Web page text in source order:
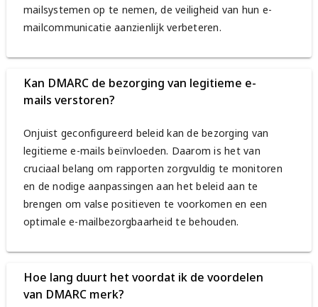
mailsystemen op te nemen, de veiligheid van hun e-
mailcommunicatie aanzienlijk verbeteren.
Kan DMARC de bezorging van legitieme e-
mails verstoren?
Onjuist geconfigureerd beleid kan de bezorging van
legitieme e-mails beïnvloeden. Daarom is het van
cruciaal belang om rapporten zorgvuldig te monitoren
en de nodige aanpassingen aan het beleid aan te
brengen om valse positieven te voorkomen en een
optimale e-mailbezorgbaarheid te behouden.
Hoe lang duurt het voordat ik de voordelen
van DMARC merk?